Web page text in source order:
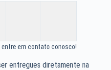
entre em contato conosco!
entregues diretamente na